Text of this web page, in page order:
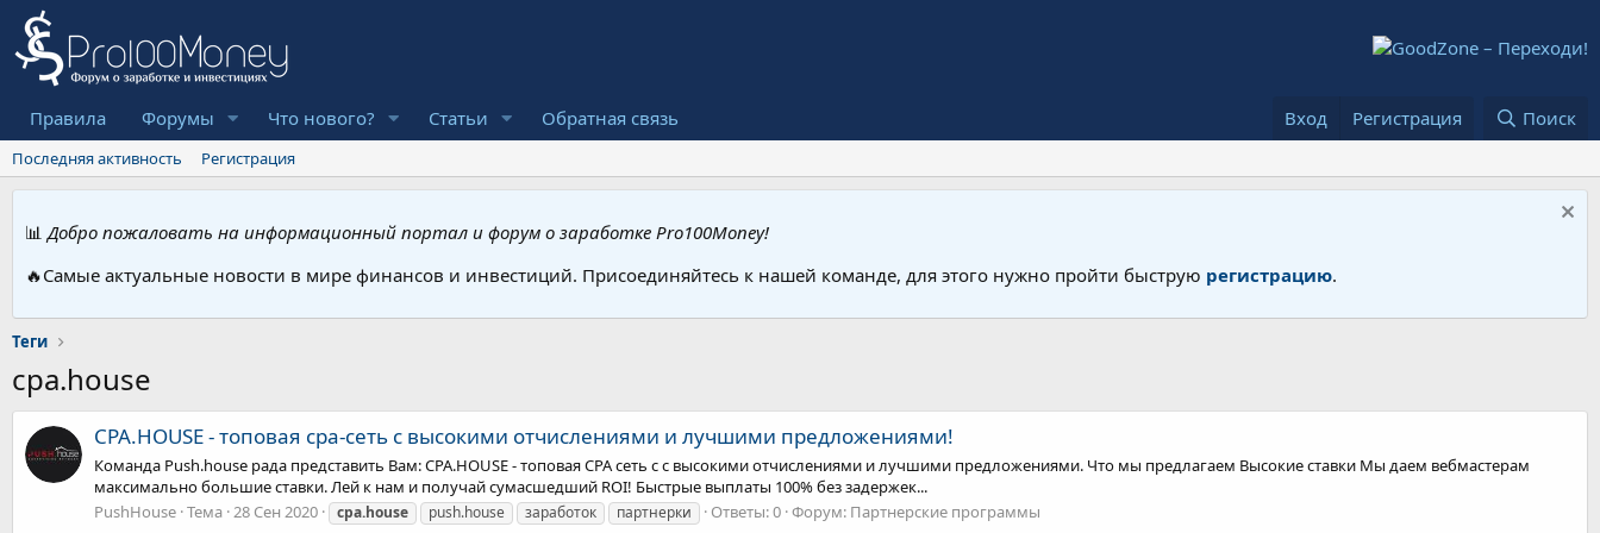
Правила Форумы Что нового? Статьи Обратная связь Вход Регистрация Поиск
Последняя активность Регистрация
📊 Добро пожаловать на информационный портал и форум о заработке Pro100Money!
🔥Самые актуальные новости в мире финансов и инвестиций. Присоединяйтесь к нашей команде, для этого нужно пройти быструю регистрацию.
Теги
cpa.house
CPA.HOUSE - топовая cpa-сеть с высокими отчислениями и лучшими предложениями!
Команда Push.house рада представить Вам: CPA.HOUSE - топовая СРА сеть с с высокими отчислениями и лучшими предложениями. Что мы предлагаем Высокие cтавки Мы даем вебмастерам
максимально большие ставки. Лей к нам и получай сумасшедший ROI! Быстрые выплаты 100% без задержек...
PushHouse Тема 28 Сен 2020 cpa.house push.house заработок партнерки Ответы: 0 Форум: Партнерские программы